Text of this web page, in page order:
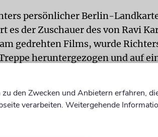
persönlicher Berlin-
es der Zuschauer des von Ravi
gedrehten Films, wurde
heruntergezogen und auf
eigenem Bekunden in sich, und
verweilen: »Die Suche nach
Schmerz und Nachempfinden,
den Zwecken und Anbietern erfahren,
verarbeiten. Weitergehende